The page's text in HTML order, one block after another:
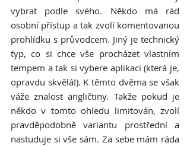
vybrat podle svého. Někdo má rád
osobní přístup a tak zvolí komentovanou
prohlídku s průvodcem. Jiný je technický
typ, co si chce vše procházet vlastním
tempem a tak si vybere aplikaci (která je,
opravdu skvělá!). K těmto dvěma se však
váže znalost angličtiny. Takže pokud je
někdo v tomto ohledu limitován, zvolí
pravděpodobně variantu prostřední a
nastuduje si vše sám. Za sebe mám ráda